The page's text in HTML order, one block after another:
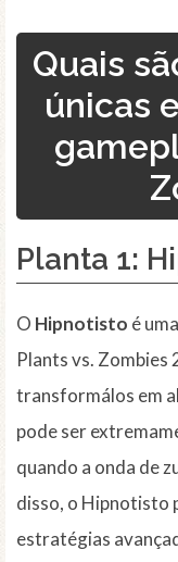
Quais
únicas
Planta 1:
O Hipnotisto é
Plants vs. Zombies
transformálos em
pode ser
quando a onda de
disso, o Hipnotisto
estratégias